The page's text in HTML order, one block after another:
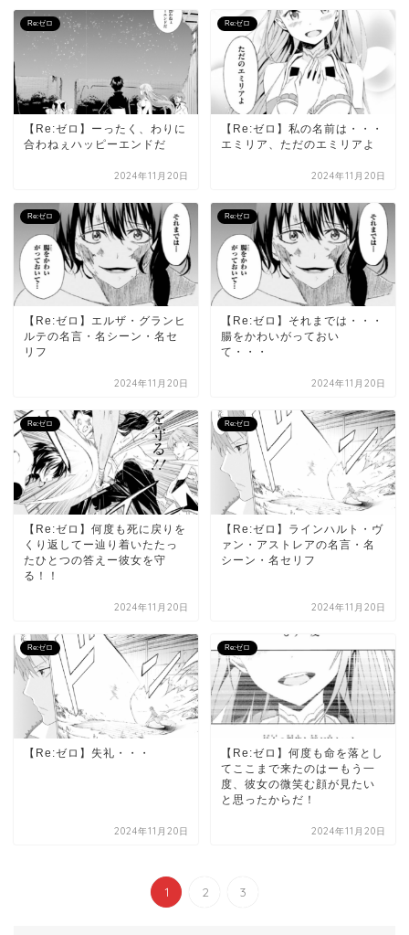
Re:ゼロ
【Re:ゼロ】ーったく、わりに
合わねぇハッピーエンドだ
2024年11月20日
Re:ゼロ
【Re:ゼロ】私の名前は・・・
エミリア、ただのエミリアよ
2024年11月20日
Re:ゼロ
【Re:ゼロ】エルザ・グランヒ
ルテの名言・名シーン・名セ
リフ
2024年11月20日
Re:ゼロ
【Re:ゼロ】それまでは・・・
腸をかわいがっておい
て・・・
2024年11月20日
Re:ゼロ
【Re:ゼロ】何度も死に戻りを
くり返してー辿り着いたたっ
たひとつの答えー彼女を守
る！！
2024年11月20日
Re:ゼロ
【Re:ゼロ】ラインハルト・ヴ
ァン・アストレアの名言・名
シーン・名セリフ
2024年11月20日
Re:ゼロ
【Re:ゼロ】失礼・・・
2024年11月20日
Re:ゼロ
【Re:ゼロ】何度も命を落とし
てここまで来たのはーもう一
度、彼女の微笑む顔が見たい
と思ったからだ！
2024年11月20日
1 2 3